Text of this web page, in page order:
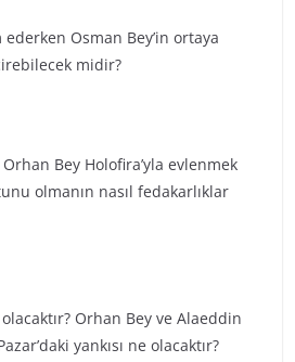
Osman Bey’in ortaya
midir?
Bey Holofira’yla evlenmek
olmanın nasıl fedakarlıklar
Orhan Bey ve Alaeddin
yankısı ne olacaktır?